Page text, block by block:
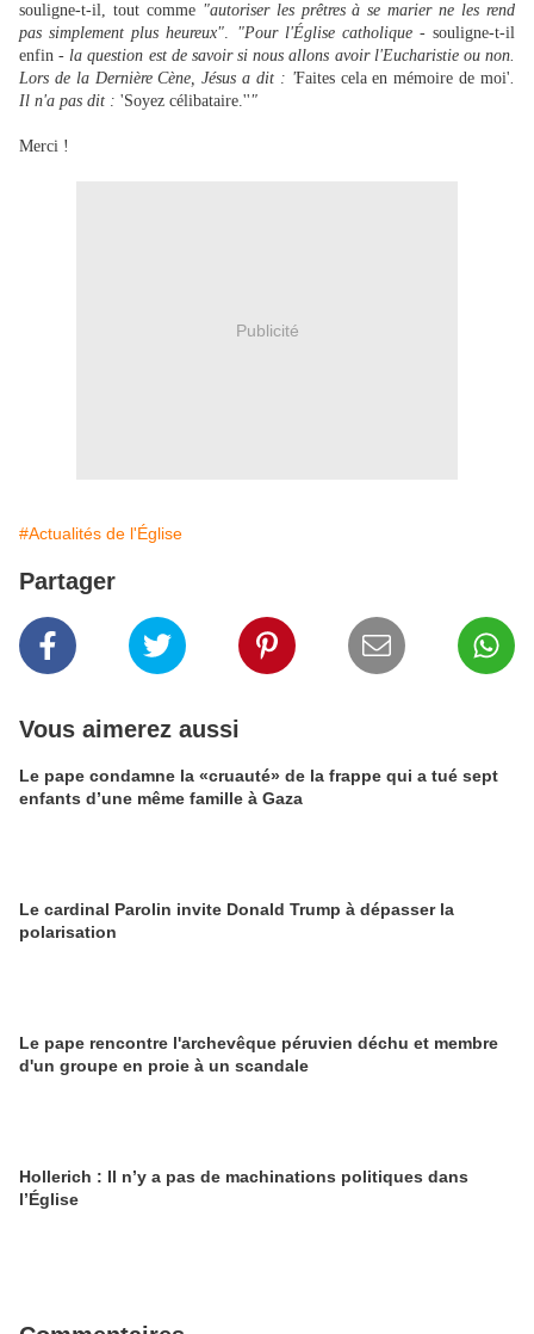
souligne-t-il, tout comme "autoriser les prêtres à se marier ne les rend
pas simplement plus heureux". "Pour l'Église catholique - souligne-t-il
enfin - la question est de savoir si nous allons avoir l'Eucharistie ou non.
Lors de la Dernière Cène, Jésus a dit : 'Faites cela en mémoire de moi'.
Il n'a pas dit : 'Soyez célibataire.''"
Merci !
Publicité
#Actualités de l'Église
Partager
Vous aimerez aussi
Le pape condamne la «cruauté» de la frappe qui a tué sept
enfants d’une même famille à Gaza
Le cardinal Parolin invite Donald Trump à dépasser la
polarisation
Le pape rencontre l'archevêque péruvien déchu et membre
d'un groupe en proie à un scandale
Hollerich : Il n’y a pas de machinations politiques dans
l’Église